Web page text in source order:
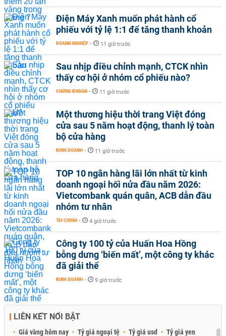
Điện Máy Xanh muốn phát hành cổ
phiếu với tỷ lệ 1:1 để tăng thanh khoản
DOANH NGHIỆP - 11 giờ trước
Sau nhịp điều chỉnh mạnh, CTCK nhìn
thấy cơ hội ở nhóm cổ phiếu nào?
CHỨNG KHOÁN - 11 giờ trước
Một thương hiệu thời trang Việt đóng
cửa sau 5 năm hoạt động, thanh lý toàn
bộ cửa hàng
KINH DOANH - 11 giờ trước
TOP 10 ngân hàng lãi lớn nhất từ kinh
doanh ngoại hối nửa đầu năm 2026:
Vietcombank quán quân, ACB dẫn đầu
nhóm tư nhân
TÀI CHÍNH - 4 giờ trước
Công ty 100 tỷ của Huấn Hoa Hồng
bỗng dưng ‘biến mất’, một công ty khác
đã giải thể
KINH DOANH - 9 giờ trước
LIÊN KẾT NỔI BẬT
Giá vàng hôm nay Tỷ giá ngoại tệ Tỷ giá usd Tỷ giá yen